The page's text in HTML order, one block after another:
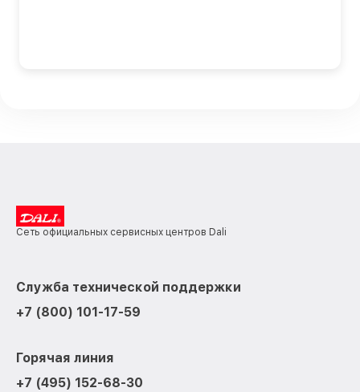
Сеть официальных сервисных центров Dali
Служба технической поддержки
+7 (800) 101-17-59
Горячая линия
+7 (495) 152-68-30